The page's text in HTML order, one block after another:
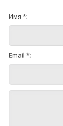
Имя *:
Email *: